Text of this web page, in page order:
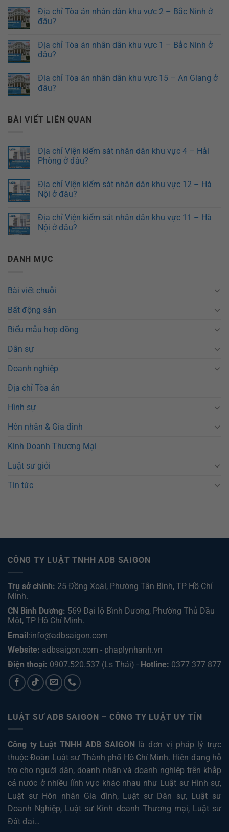
Địa chỉ Tòa án nhân dân khu vực 2 – Bắc Ninh ở
đâu?
Địa chỉ Tòa án nhân dân khu vực 1 – Bắc Ninh ở
đâu?
Địa chỉ Tòa án nhân dân khu vực 15 – An Giang ở
đâu?
BÀI VIẾT LIÊN QUAN
Địa chỉ Viện kiểm sát nhân dân khu vực 4 – Hải
Phòng ở đâu?
Địa chỉ Viện kiểm sát nhân dân khu vực 12 – Hà
Nội ở đâu?
Địa chỉ Viện kiểm sát nhân dân khu vực 11 – Hà
Nội ở đâu?
DANH MỤC
Bài viết chuỗi
Bất động sản
Biểu mẫu hợp đồng
Dân sự
Doanh nghiệp
Địa chỉ Tòa án
Hình sự
Hôn nhân & Gia đình
Kinh Doanh Thương Mại
Luật sư giỏi
Tin tức
CÔNG TY LUẬT TNHH ADB SAIGON
Trụ sở chính: 25 Đồng Xoài, Phường Tân Bình, TP Hồ Chí
Minh.
CN Bình Dương: 569 Đại lộ Bình Dương, Phường Thủ Dầu
Một, TP Hồ Chí Minh.
Email:info@adbsaigon.com
Website: adbsaigon.com - phaplynhanh.vn
Điện thoại: 0907.520.537 (Ls Thái) - Hotline: 0377 377 877
LUẬT SƯ ADB SAIGON – CÔNG TY LUẬT UY TÍN
Công ty Luật TNHH ADB SAIGONlà đơn vị pháp lý trực
thuộc Đoàn Luật sư Thành phố Hồ Chí Minh. Hiện đang hỗ
trợ cho người dân, doanh nhân và doanh nghiệp trên khắp
cả nước ở nhiều lĩnh vực khác nhau như Luật sư Hình sự,
Luật sư Hôn nhân Gia đình, Luật sư Dân sự, Luật sư
Doanh Nghiệp, Luật sư Kinh doanh Thương mại, Luật sư
Đất đai…